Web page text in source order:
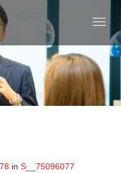
T
g
l
e
a
in S__75096077